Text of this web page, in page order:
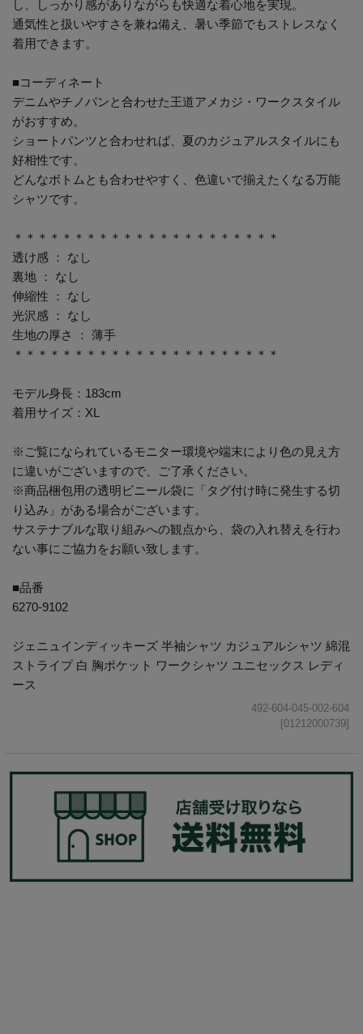
し、しっかり感がありながらも快適な着心地を実現。
通気性と扱いやすさを兼ね備え、暑い季節でもストレスなく
着用できます。
■コーディネート
デニムやチノパンと合わせた王道アメカジ・ワークスタイル
がおすすめ。
ショートパンツと合わせれば、夏のカジュアルスタイルにも
好相性です。
どんなボトムとも合わせやすく、色違いで揃えたくなる万能
シャツです。
＊＊＊＊＊＊＊＊＊＊＊＊＊＊＊＊＊＊＊＊＊＊
透け感 ： なし
裏地 ： なし
伸縮性 ： なし
光沢感 ： なし
生地の厚さ ： 薄手
＊＊＊＊＊＊＊＊＊＊＊＊＊＊＊＊＊＊＊＊＊＊
モデル身長：183cm
着用サイズ：XL
※ご覧になられているモニター環境や端末により色の見え方
に違いがございますので、ご了承ください。
※商品梱包用の透明ビニール袋に「タグ付け時に発生する切
り込み」がある場合がございます。
サステナブルな取り組みへの観点から、袋の入れ替えを行わ
ない事にご協力をお願い致します。
■品番
6270-9102
ジェニュインディッキーズ 半袖シャツ カジュアルシャツ 綿混
ストライプ 白 胸ポケット ワークシャツ ユニセックス レディ
ース
492-604-045-002-604
[01212000739]